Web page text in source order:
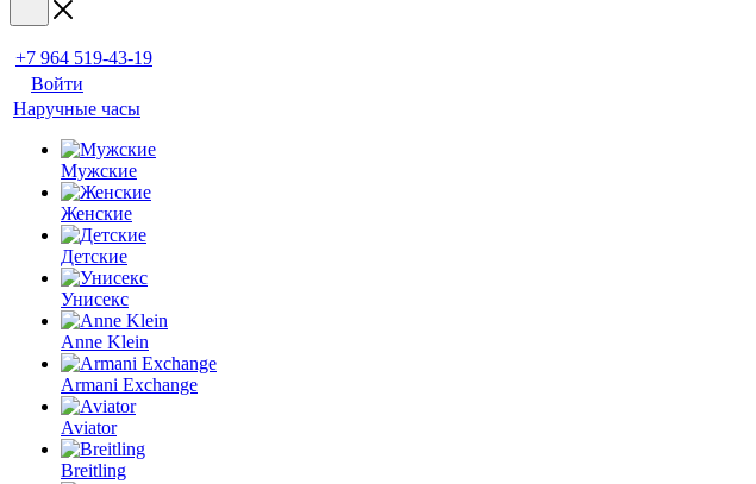
+7 964 519-43-19
Войти
Наручные часы
Мужские
Женские
Детские
Унисекс
Anne Klein
Armani Exchange
Aviator
Breitling